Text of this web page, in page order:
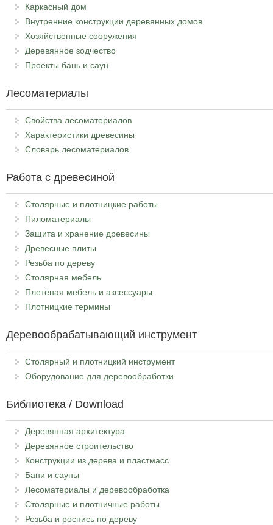
Каркасный дом
Внутренние конструкции деревянных домов
Хозяйственные сооружения
Деревянное зодчество
Проекты бань и саун
Лесоматериалы
Свойства лесоматериалов
Характеристики древесины
Словарь лесоматериалов
Работа с древесиной
Столярные и плотницкие работы
Пиломатериалы
Защита и хранение древесины
Древесные плиты
Резьба по дереву
Столярная мебель
Плетёная мебель и аксессуары
Плотницкие термины
Деревообрабатывающий инструмент
Столярный и плотницкий инструмент
Оборудование для деревообработки
Библиотека / Download
Деревянная архитектура
Деревянное строительство
Конструкции из дерева и пластмасс
Бани и сауны
Лесоматериалы и деревообработка
Столярные и плотничные работы
Резьба и роспись по дереву